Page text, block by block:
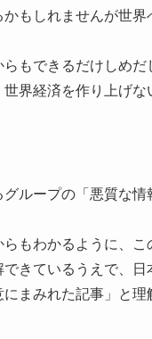
もしれませんが世界
もできるだけしめだ
界経済を作り上げな
ループの「悪質な情
もわかるように、こ
きているうえで、日
まみれた記事」と理